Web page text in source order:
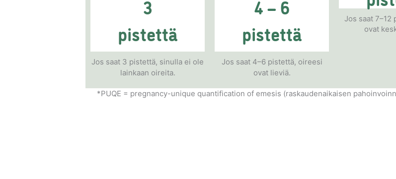
3
pistettä
Jos saat 3 pistettä, sinulla ei ole
lainkaan oireita.
4 – 6
pistettä
Jos saat 4–6 pistettä, oireesi
ovat lieviä.
Jos saat 7–12
ovat
*PUQE = pregnancy-unique quantification of emesis (raskaudenaikaisen